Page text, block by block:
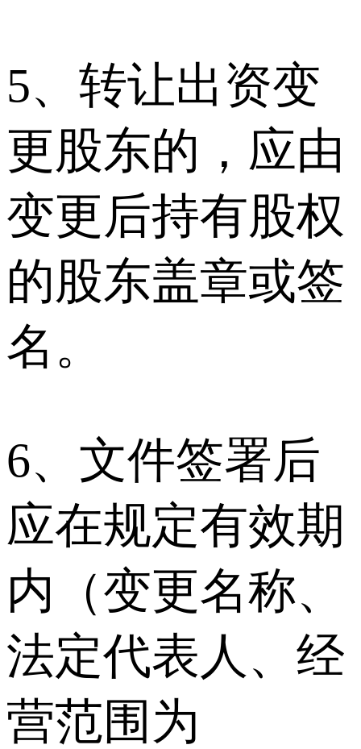
5、转让出资变
更股东的，应由
变更后持有股权
的股东盖章或签
名。
6、文件签署后
应在规定有效期
内（变更名称、
法定代表人、经
营范围为